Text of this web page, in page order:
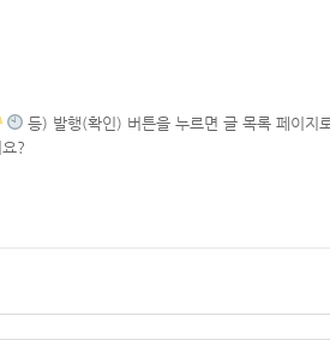
등) 발행(확인) 버튼을 누르면 글 목록 페이지
?